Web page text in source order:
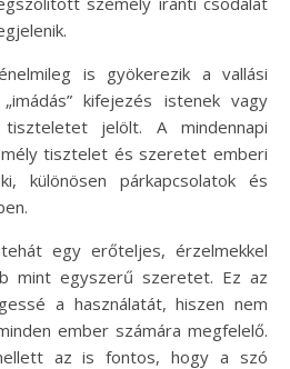
is gyökerezik a vallási
kifejezés istenek vagy
jelölt. A mindennapi
tisztelet és szeretet emberi
különösen párkapcsolatok és
egy erőteljes, érzelmekkel
mint egyszerű szeretet. Ez az
a használatát, hiszen nem
ember számára megfelelő.
az is fontos, hogy a szó